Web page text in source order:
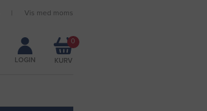
Forbliv logget ind
Vis med moms
LOGIN
0